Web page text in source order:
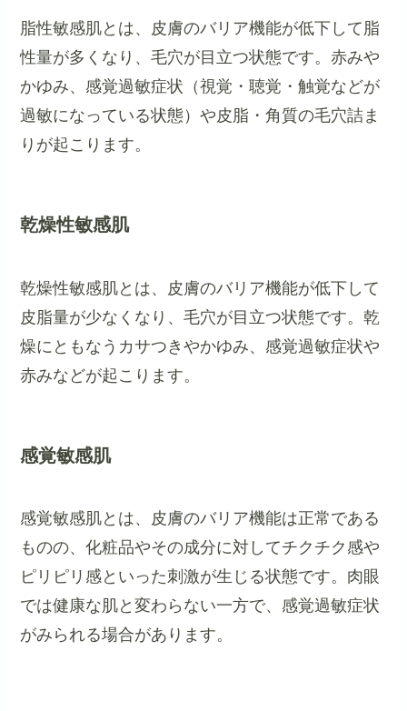
脂性敏感肌とは、皮膚のバリア機能が低下して脂
性量が多くなり、毛穴が目立つ状態です。赤みや
かゆみ、感覚過敏症状（視覚・聴覚・触覚などが
過敏になっている状態）や皮脂・角質の毛穴詰ま
りが起こります。
乾燥性敏感肌
乾燥性敏感肌とは、皮膚のバリア機能が低下して
皮脂量が少なくなり、毛穴が目立つ状態です。乾
燥にともなうカサつきやかゆみ、感覚過敏症状や
赤みなどが起こります。
感覚敏感肌
感覚敏感肌とは、皮膚のバリア機能は正常である
ものの、化粧品やその成分に対してチクチク感や
ピリピリ感といった刺激が生じる状態です。肉眼
では健康な肌と変わらない一方で、感覚過敏症状
がみられる場合があります。